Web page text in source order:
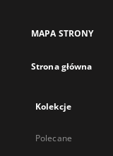
MAPA STRONY
Strona główna
Kolekcje
Polecane